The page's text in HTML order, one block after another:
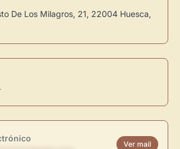
De Los Milagros, 21, 22004 Huesca,
Ver mail